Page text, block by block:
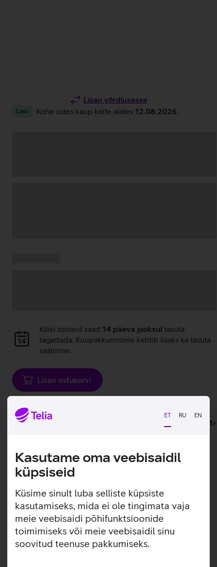
ET RU EN
Kasutame oma veebisaidil
küpsiseid
Küsime sinult luba selliste küpsiste
kasutamiseks, mida ei ole tingimata vaja
meie veebisaidi põhifunktsioonide
toimimiseks või meie veebisaidil sinu
soovitud teenuse pakkumiseks.
Lisan võrdlusesse
Laos Kohe ostes kaup kätte alates 12.08.2026
Andmete
laadimine
Kõiki tooteid saad 14 päeva jooksul tasuta
tagastada. Kuupakkumistele kehtib lisaks ka tasuta
saatmine.
Lisan ostukorvi
Lisainfo
Lisainfo
Tugev ja vastupidav mänguriklaviatuur
Razerilt.
Razer BlackWidow V3 taustavalgustusega klaviatuur sobib
ideaalselt pikkadele mängusessioonidel. Klaviatuuri
alumiinium konstruktsioon on piisavalt tugev talumaks
intensiivset mängimist. Klaviatuuril saab valida valgustuse
värvust 16,8 miljoni erineva värvitooni vahel ning seeläbi
lisada erinevaid valgustusefekte oma seadmele.